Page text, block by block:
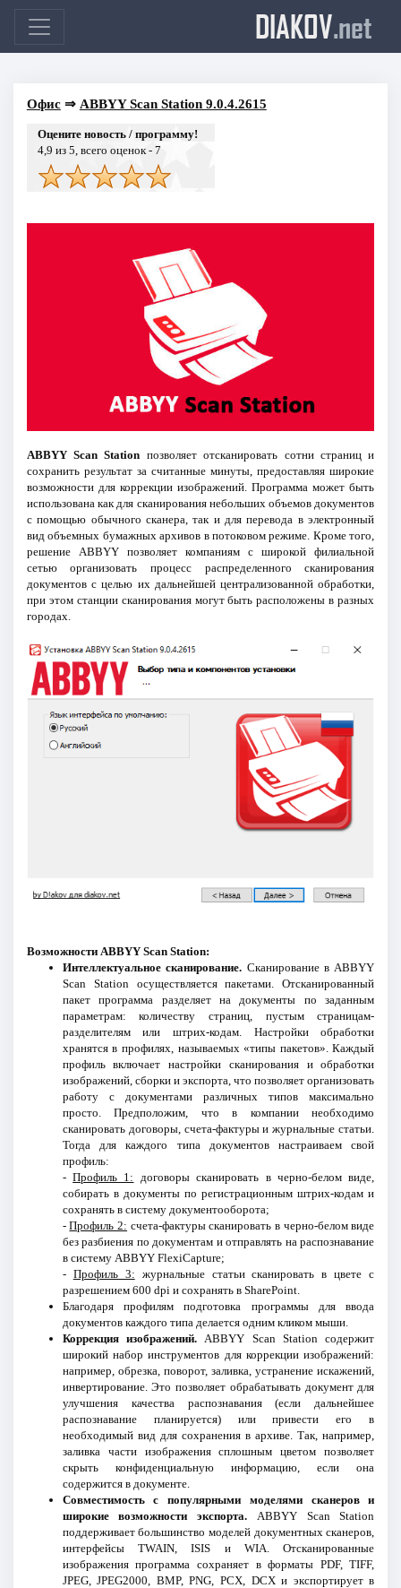
DIAKOV.net
Офис⇒ ABBYY Scan Station 9.0.4.2615
Оцените новость / программу!
4,9 из 5, всего оценок - 7
ABBYY Scan Station позволяет отсканировать сотни страниц и
сохранить результат за считанные минуты, предоставляя широкие
возможности для коррекции изображений. Программа может быть
использована как для сканирования небольших объемов документов
с помощью обычного сканера, так и для перевода в электронный
вид объемных бумажных архивов в потоковом режиме. Кроме того,
решение ABBYY позволяет компаниям с широкой филиальной
сетью организовать процесс распределенного сканирования
документов с целью их дальнейшей централизованной обработки,
при этом станции сканирования могут быть расположены в разных
городах.
Возможности ABBYY Scan Station:
Интеллектуальное сканирование. Сканирование в ABBYY
Scan Station осуществляется пакетами. Отсканированный
пакет программа разделяет на документы по заданным
параметрам: количеству страниц, пустым страницам-
разделителям или штрих-кодам. Настройки обработки
хранятся в профилях, называемых «типы пакетов». Каждый
профиль включает настройки сканирования и обработки
изображений, сборки и экспорта, что позволяет организовать
работу с документами различных типов максимально
просто. Предположим, что в компании необходимо
сканировать договоры, счета-фактуры и журнальные статьи.
Тогда для каждого типа документов настраиваем свой
профиль:
-Профиль 1: договоры сканировать в черно-белом виде,
собирать в документы по регистрационным штрих-кодам и
сохранять в систему документооборота;
-Профиль 2: счета-фактуры сканировать в черно-белом виде
без разбиения по документам и отправлять на распознавание
в систему ABBYY FlexiCapture;
- Профиль 3: журнальные статьи сканировать в цвете с
разрешением 600 dpi и сохранять в SharePoint.
Благодаря профилям подготовка программы для ввода
документов каждого типа делается одним кликом мыши.
Коррекция изображений. ABBYY Scan Station содержит
широкий набор инструментов для коррекции изображений:
например, обрезка, поворот, заливка, устранение искажений,
инвертирование. Это позволяет обрабатывать документ для
улучшения качества распознавания (если дальнейшее
распознавание планируется) или привести его в
необходимый вид для сохранения в архиве. Так, например,
заливка части изображения сплошным цветом позволяет
скрыть конфиденциальную информацию, если она
содержится в документе.
Совместимость с популярными моделями сканеров и
широкие возможности экспорта. ABBYY Scan Station
поддерживает большинство моделей документных сканеров,
интерфейсы TWAIN, ISIS и WIA. Отсканированные
изображения программа сохраняет в форматы PDF, TIFF,
JPEG, JPEG2000, BMP, PNG, PCX, DCX и экспортирует в